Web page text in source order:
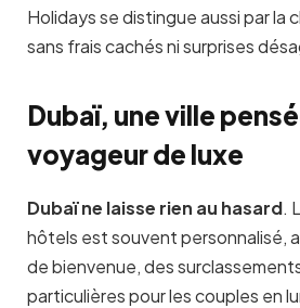
Holidays se distingue aussi par la
sans frais cachés ni surprises
Dubaï, une ville
voyageur de luxe
Dubaï ne laisse rien au hasard.
hôtels est souvent personnalisé,
de bienvenue, des
particulières pour les couples en